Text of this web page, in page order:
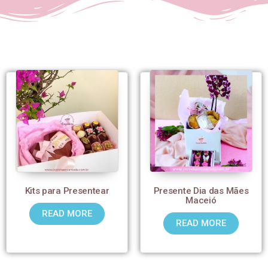
Kits para Presentear
READ MORE
Presente Dia das Mães
Maceió
READ MORE